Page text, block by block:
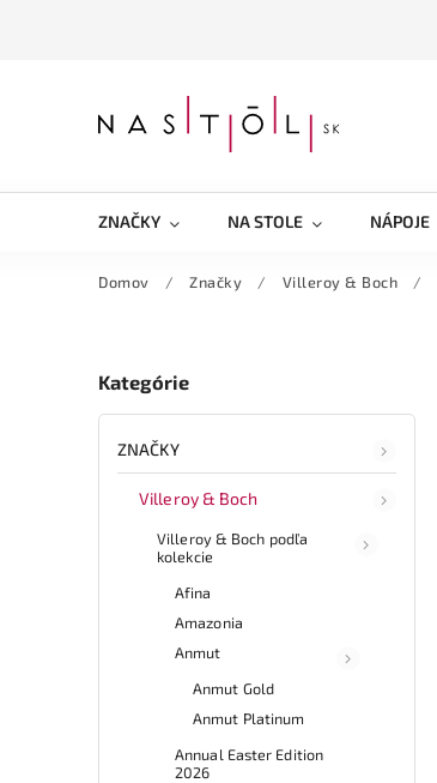
ZNAČKY NA STOLE NÁPOJE
Domov / Značky / Villeroy & Boch /
Kategórie
ZNAČKY
Villeroy & Boch
Villeroy & Boch podľa
kolekcie
Afina
Amazonia
Anmut
Anmut Gold
Anmut Platinum
Annual Easter Edition
2026